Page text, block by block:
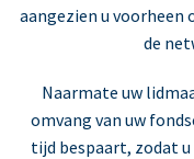
aangezien u
de
Naarmate uw
omvang van uw
tijd bespaart, zodat